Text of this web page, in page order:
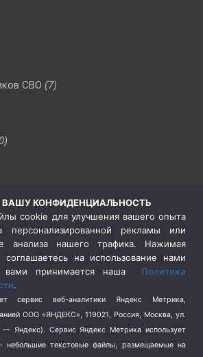
СВО (7)
(3)
(3)
(404)
КОНФИДЕНЦИАЛЬНОСТЬ
cookie для улучшения вашего опыта
персонализированной рекламы или
анализа нашего трафика. Нажимая
на использование нами
вами принимается наша Политика
.
сервис веб-аналитики Яндекс Метрика,
ООО «ЯНДЕКС», 119021, Россия, Москва, ул.
Яндекс). Сервис Яндекс Метрика использует
небольшие текстовые файлы, размещаемые на